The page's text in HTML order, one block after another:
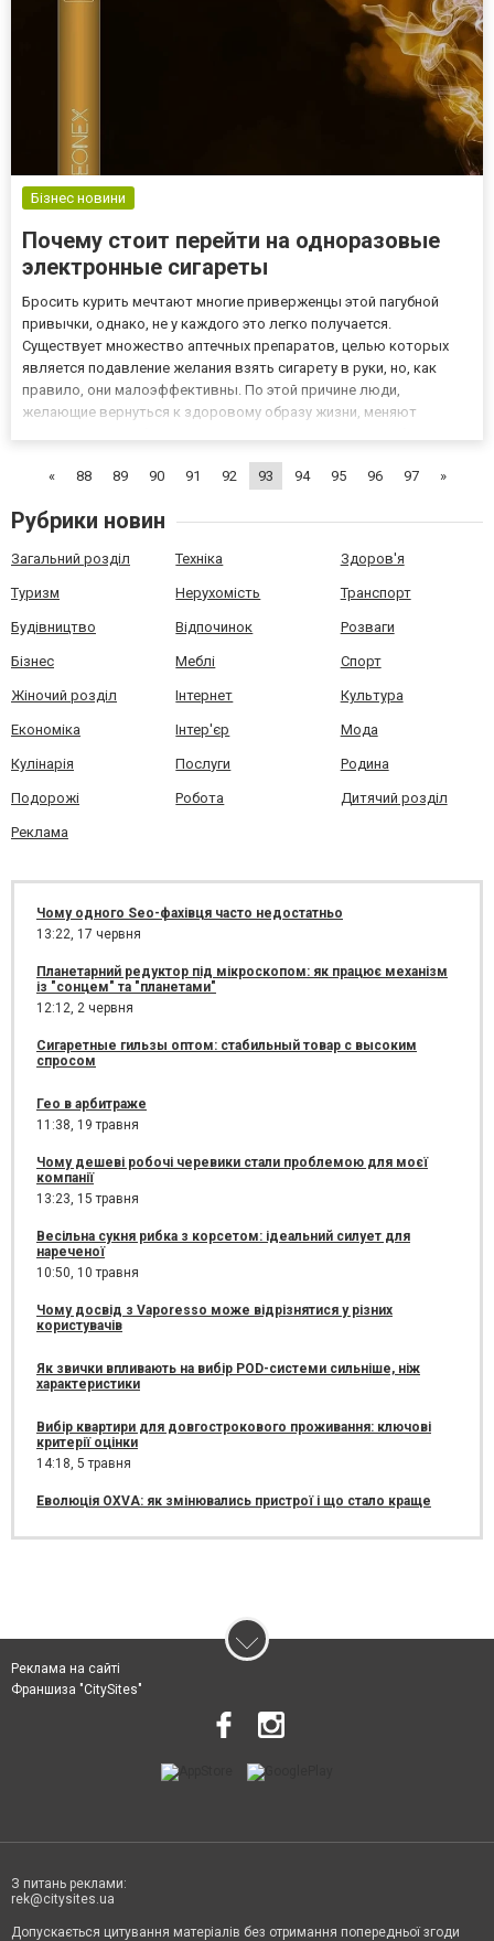
Бізнес новини
Почему стоит перейти на одноразовые
электронные сигареты
Бросить курить мечтают многие приверженцы этой пагубной
привычки, однако, не у каждого это легко получается.
Существует множество аптечных препаратов, целью которых
является подавление желания взять сигарету в руки, но, как
правило, они малоэффективны. По этой причине люди,
желающие вернуться к здоровому образу жизни, меняют
нужно заряжать и н...
« 88 89 90 91 92 93 94 95 96 97 »
Рубрики новин
Загальний розділ Техніка Здоров'я
Туризм Нерухомість Транспорт
Будівництво Відпочинок Розваги
Бізнес Меблі Спорт
Жіночий розділ Інтернет Культура
Економіка Інтер'єр Мода
Кулінарія Послуги Родина
Подорожі Робота Дитячий розділ
Реклама
Чому одного Seo-фахівця часто недостатньо
13:22, 17 червня
Планетарний редуктор під мікроскопом: як працює механізм
із "сонцем" та "планетами"
12:12, 2 червня
Сигаретные гильзы оптом: стабильный товар с высоким
спросом
Гео в арбитраже
11:38, 19 травня
Чому дешеві робочі черевики стали проблемою для моєї
компанії
13:23, 15 травня
Весільна сукня рибка з корсетом: ідеальний силует для
нареченої
10:50, 10 травня
Чому досвід з Vaporesso може відрізнятися у різних
користувачів
Як звички впливають на вибір POD-системи сильніше, ніж
характеристики
Вибір квартири для довгострокового проживання: ключові
критерії оцінки
14:18, 5 травня
Еволюція OXVA: як змінювались пристрої і що стало краще
Реклама на сайті
Франшиза "CitySites"
З питань реклами:
rek@citysites.ua
Допускається цитування матеріалів без отримання попередньої згоди